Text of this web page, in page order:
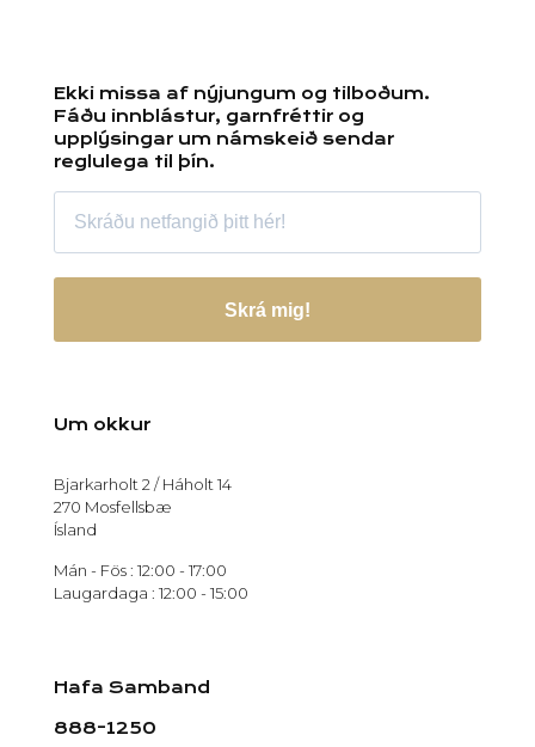
Ekki missa af nýjungum og tilboðum.
Fáðu innblástur, garnfréttir og
upplýsingar um námskeið sendar
reglulega til þín.
Skrá mig!
Um okkur
Bjarkarholt 2 / Háholt 14
270 Mosfellsbæ
Ísland
Mán - Fös : 12:00 - 17:00
Laugardaga : 12:00 - 15:00
Hafa Samband
888-1250